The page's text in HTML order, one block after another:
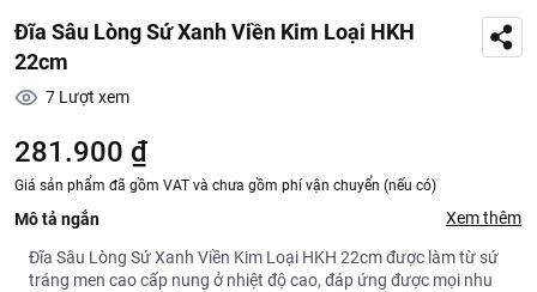
Đĩa Sâu Lòng Sứ Xanh Viền Kim Loại HKH
22cm
7 Lượt xem
281.900 ₫
Giá sản phẩm đã gồm VAT và chưa gồm phí vận chuyển (nếu có)
Mô tả ngắn Xem thêm
Đĩa Sâu Lòng Sứ Xanh Viền Kim Loại HKH 22cm được làm từ sứ
tráng men cao cấp nung ở nhiệt độ cao, đáp ứng được mọi nhu